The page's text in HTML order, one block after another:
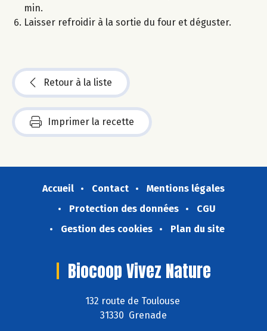
min.
Laisser refroidir à la sortie du four et déguster.
Retour à la liste
Imprimer la recette
Accueil Contact
Mentions légales
Protection des données
CGU
Gestion des cookies
Plan du site
Biocoop Vivez Nature
132 route de Toulouse
31330 Grenade